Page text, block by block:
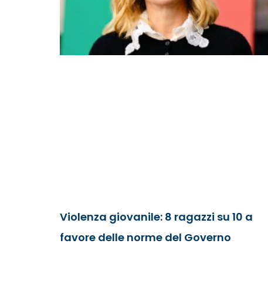
Violenza giovanile: 8 ragazzi su 10 a
favore delle norme del Governo